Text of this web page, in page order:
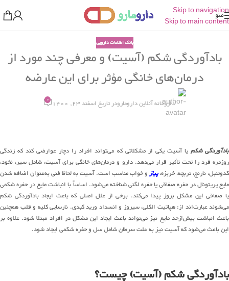
Skip to navigation
Skip to main content
منو
بانک اطلاعات دارویی
بادآوردگی شکم (آسیت) و معرفی چند مورد از
درمان‌های خانگی مؤثر برای این عارضه
داروخانه آنلاین دارومارودر تاریخ اسفند 23, 1400 0
بادآوردگی شکمیا آسیت یکی از مشکلاتی که می‌تواند افراد را دچار عوارضی کند که زندگی
روزمره فرد را تحت تأثیر قرار می‌دهد. دارو و درمان‌های خانگی برای آسیت، شامل سیر، نخود،
کدوتنبل، نارنج، تربچه، خربزه،پیازو خواب مناسب است. آسیت به لحاظ فنی به‌عنوان اضافه شدن
مایع پریتونال در حفره صفاقی یا حفره لگنی شناخته می‌شود. اساساً با انباشت مایع در حفره شکمی
یا صفاقی این مشکل بروز پیدا می‌کند. برخی از علل اصلی که باعث ایجاد بادآوردگی شکم
می‌شوند عبارت‌اند از: هپاتیت الکلی، سیروز و انسداد ورید کبدی. نارسایی کلیه و قلب همچنین
باعث انباشت بیش‌ازحد مایع نیز می‌تواند باعث ایجاد این مشکل در افراد مبتلا شود. علاوه بر
این باعث می‌شود که آسیت نیز به علت سرطان شامل سل و حفره شکمی ایجاد شود.
بادآوردگی شکم (آسیت) چیست؟